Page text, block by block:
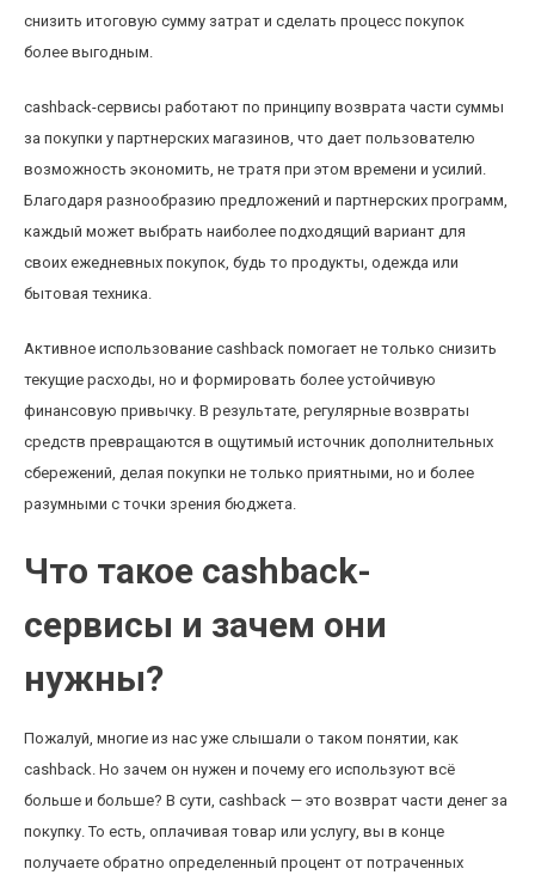
снизить итоговую сумму затрат и сделать процесс покупок
более выгодным.
cashback-сервисы работают по принципу возврата части суммы
за покупки у партнерских магазинов, что дает пользователю
возможность экономить, не тратя при этом времени и усилий.
Благодаря разнообразию предложений и партнерских программ,
каждый может выбрать наиболее подходящий вариант для
своих ежедневных покупок, будь то продукты, одежда или
бытовая техника.
Активное использование cashback помогает не только снизить
текущие расходы, но и формировать более устойчивую
финансовую привычку. В результате, регулярные возвраты
средств превращаются в ощутимый источник дополнительных
сбережений, делая покупки не только приятными, но и более
разумными с точки зрения бюджета.
Что такое cashback-
сервисы и зачем они
нужны?
Пожалуй, многие из нас уже слышали о таком понятии, как
cashback. Но зачем он нужен и почему его используют всё
больше и больше? В сути, cashback — это возврат части денег за
покупку. То есть, оплачивая товар или услугу, вы в конце
получаете обратно определенный процент от потраченных